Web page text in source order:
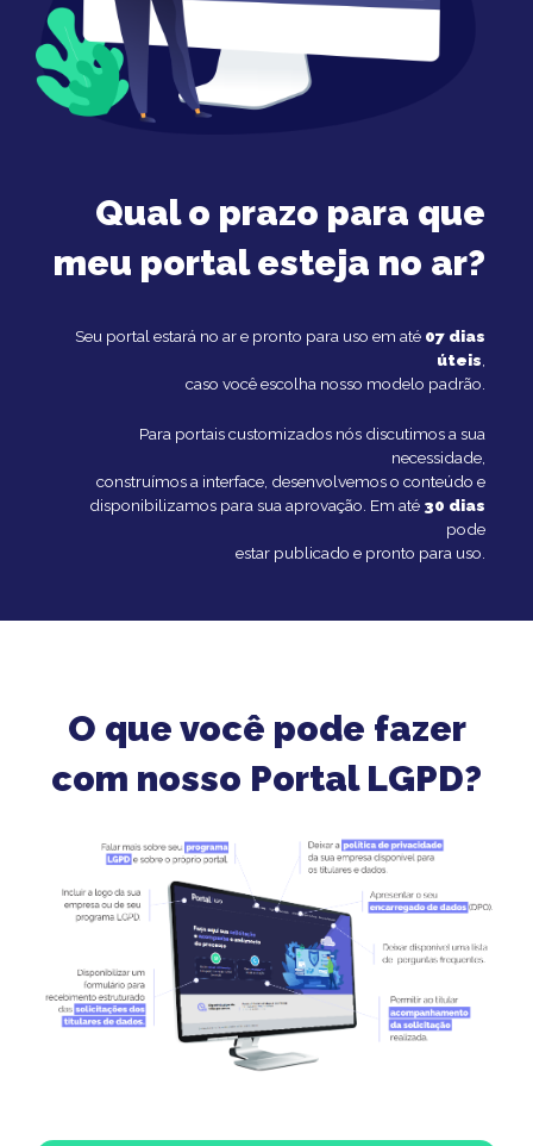
Qual o prazo para que
meu portal esteja no ar?
Seu portal estará no ar e pronto para uso em até 07 dias
úteis
caso você escolha nosso modelo padrão.
Para portais customizados nós discutimos a sua
necessidade,
construímos a interface, desenvolvemos o conteúdo e
disponibilizamos para sua aprovação. Em até 30 dias
pode
estar publicado e pronto para uso.
O que você pode fazer
com nosso Portal LGPD?